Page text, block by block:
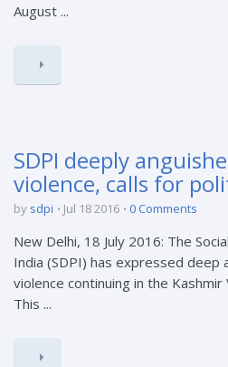
August ...
SDPI deeply
violence, calls for
by sdpi Jul 18 2016 0 Comments
New Delhi, 18 July 2016: The
India (SDPI) has expressed deep
violence continuing in the
This ...